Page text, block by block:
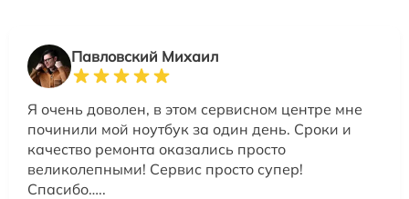
Павловский Михаил
Я очень доволен, в этом сервисном центре мне
починили мой ноутбук за один день. Сроки и
качество ремонта оказались просто
великолепными! Сервис просто супер!
Спасибо…..